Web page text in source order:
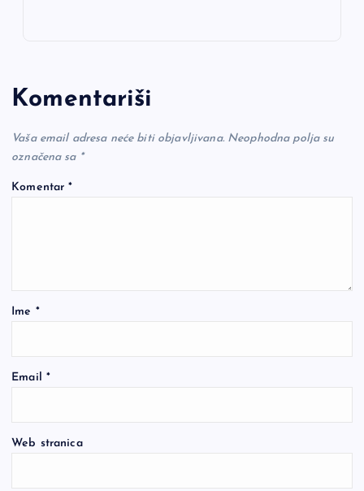
Komentariši
Vaša email adresa neće biti objavljivana. Neophodna polja su
označena sa *
Komentar*
Ime *
Email *
Web stranica